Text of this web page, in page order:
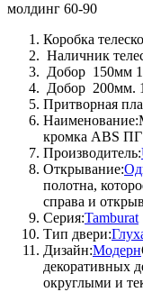
молдинг 60-90
Коробка
Наличник
Добор 150мм
Добор 200мм.
Притворная
кромка ABS
Производитель:
Открывание:
полотна,
справа и
Серия:Tamburat
Тип двери:
Дизайн:Модерн
декоративных
округлыми и